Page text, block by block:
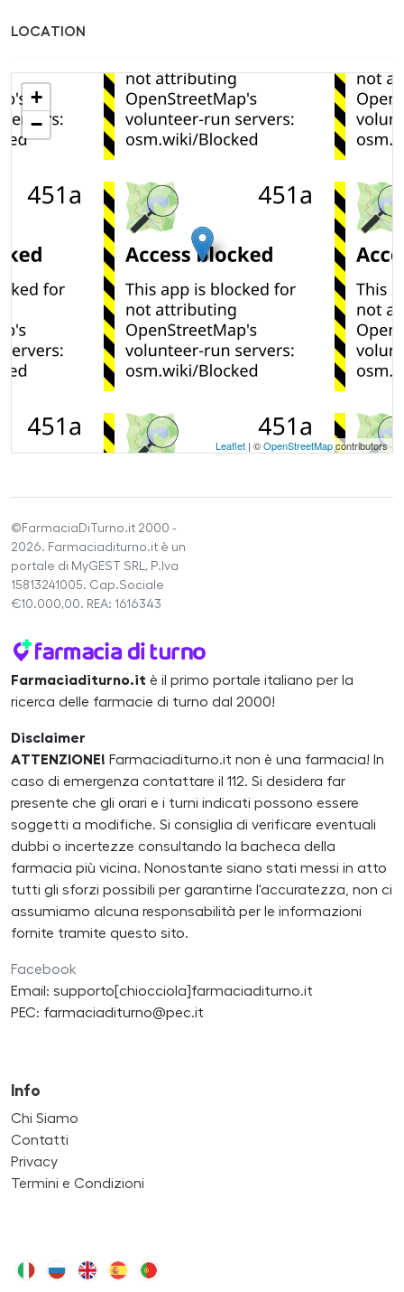
LOCATION
+
−
Leaflet | ©OpenStreetMapcontributors
©FarmaciaDiTurno.it 2000 -
2026. Farmaciaditurno.it è un
portale di MyGEST SRL, P.Iva
15813241005. Cap.Sociale
€10.000,00. REA: 1616343
Farmaciaditurno.it è il primo portale italiano per la
ricerca delle farmacie di turno dal 2000!
Disclaimer
ATTENZIONE! Farmaciaditurno.it non è una farmacia! In
caso di emergenza contattare il 112. Si desidera far
presente che gli orari e i turni indicati possono essere
soggetti a modifiche. Si consiglia di verificare eventuali
dubbi o incertezze consultando la bacheca della
farmacia più vicina. Nonostante siano stati messi in atto
tutti gli sforzi possibili per garantirne l'accuratezza, non ci
assumiamo alcuna responsabilità per le informazioni
fornite tramite questo sito.
Facebook
Email: supporto[chiocciola]farmaciaditurno.it
PEC: farmaciaditurno@pec.it
Info
Chi Siamo
Contatti
Privacy
Termini e Condizioni